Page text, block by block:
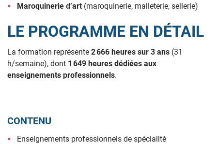
Maroquinerie d’art (maroquinerie, malleterie, sellerie)
LE PROGRAMME EN DÉTAIL
La formation représente 2 666 heures sur 3 ans (31
h/semaine), dont 1 649 heures dédiées aux
enseignements professionnels.
CONTENU
Enseignements professionnels de spécialité